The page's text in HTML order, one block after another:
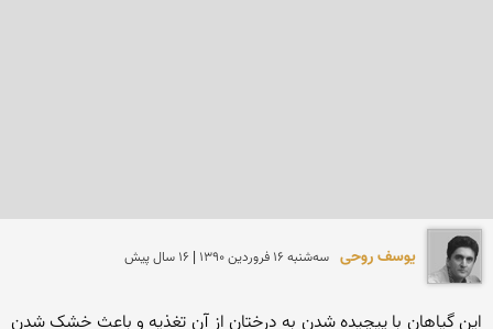
یوسف روحی سه‌شنبه 16 فروردين 1390 | 16 سال پیش